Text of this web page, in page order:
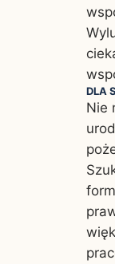
DLA
Nie